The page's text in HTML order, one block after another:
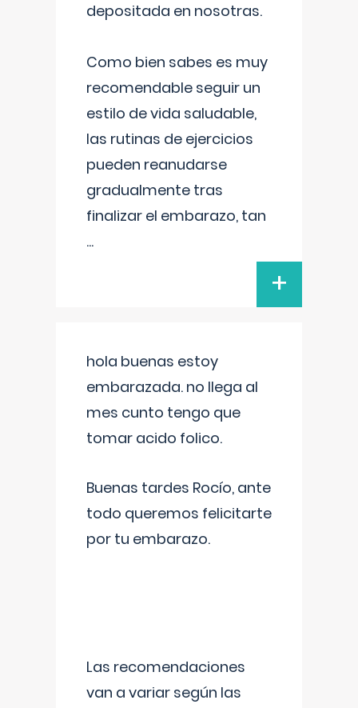
depositada en nosotras.
Como bien sabes es muy
recomendable seguir un
estilo de vida saludable,
las rutinas de ejercicios
pueden reanudarse
gradualmente tras
finalizar el embarazo, tan
...
+
hola buenas estoy
embarazada. no llega al
mes cunto tengo que
tomar acido folico.
Buenas tardes Rocío, ante
todo queremos felicitarte
por tu embarazo.
Las recomendaciones
van a variar según las